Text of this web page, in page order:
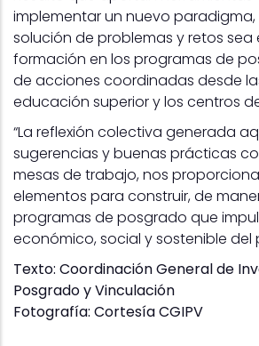
implementar un nuevo paradigma,
solución de problemas y retos sea
formación en los programas de
de acciones coordinadas desde
educación superior y los centros
“La reflexión colectiva generada
sugerencias y buenas prácticas
mesas de trabajo, nos
elementos para construir, de
programas de posgrado que
económico, social y sostenible del
Texto: Coordinación General de
Posgrado y Vinculación
Fotografía: Cortesía CGIPV